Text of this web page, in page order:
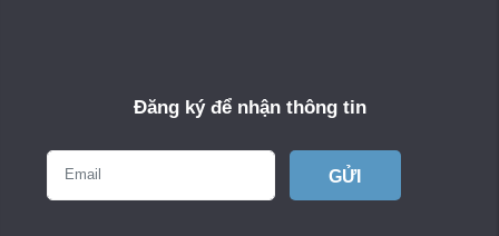
Đăng ký để nhận thông tin
GỬI